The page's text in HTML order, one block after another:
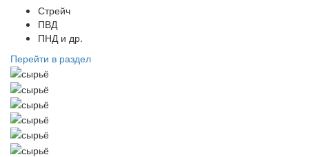
Стрейч
ПВД
ПНД и др.
Перейти в раздел